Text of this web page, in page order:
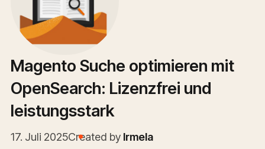
Magento Suche optimieren mit
OpenSearch: Lizenzfrei und
leistungsstark
17. Juli 2025Created by Irmela